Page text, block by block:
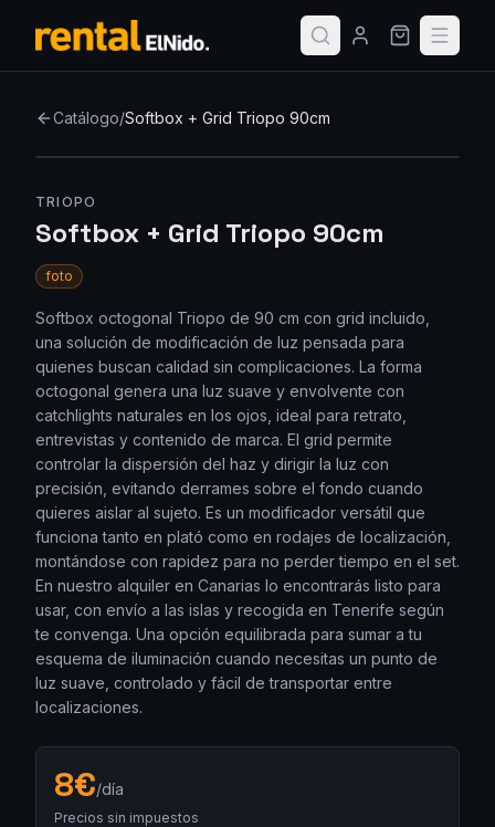
Catálogo/Softbox + Grid Triopo 90cm
TRIOPO
Softbox + Grid Triopo 90cm
foto
Softbox octogonal Triopo de 90 cm con grid incluido,
una solución de modificación de luz pensada para
quienes buscan calidad sin complicaciones. La forma
octogonal genera una luz suave y envolvente con
catchlights naturales en los ojos, ideal para retrato,
entrevistas y contenido de marca. El grid permite
controlar la dispersión del haz y dirigir la luz con
precisión, evitando derrames sobre el fondo cuando
quieres aislar al sujeto. Es un modificador versátil que
funciona tanto en plató como en rodajes de localización,
montándose con rapidez para no perder tiempo en el set.
En nuestro alquiler en Canarias lo encontrarás listo para
usar, con envío a las islas y recogida en Tenerife según
te convenga. Una opción equilibrada para sumar a tu
esquema de iluminación cuando necesitas un punto de
luz suave, controlado y fácil de transportar entre
localizaciones.
8€/día
Precios sin impuestos